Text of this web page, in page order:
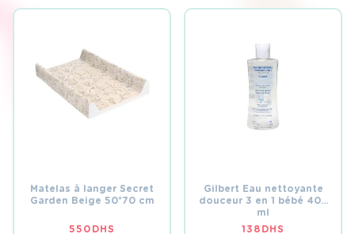
Matelas à langer Secret
Garden Beige 50*70 cm
550 DHS
Gilbert Eau nettoyante
douceur 3 en 1 bébé 400
ml
138 DHS